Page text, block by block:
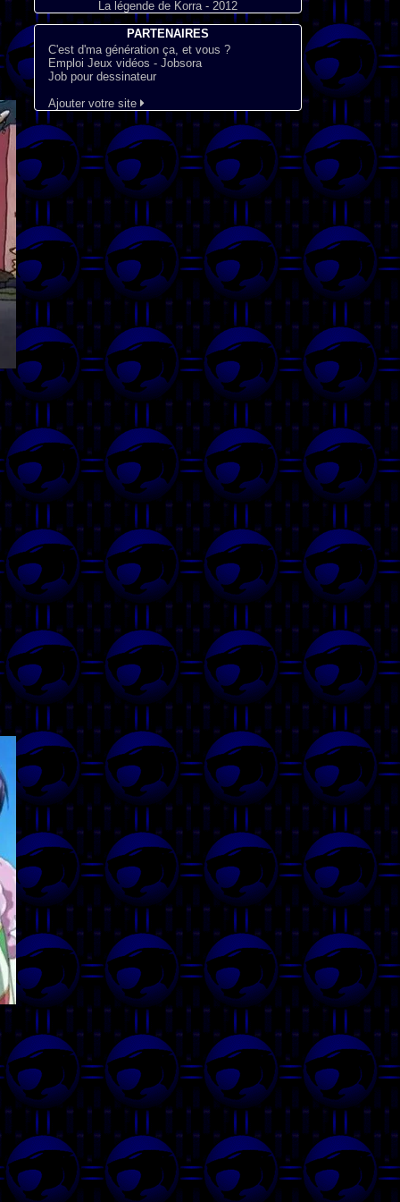
La légende de Korra - 2012
PARTENAIRES
C'est d'ma génération ça, et vous ?
Emploi Jeux vidéos - Jobsora
Job pour dessinateur
Ajouter votre site